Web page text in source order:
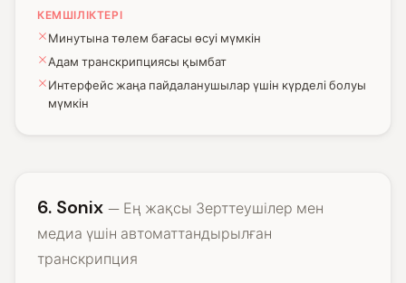
КЕМШІЛІКТЕРІ
Минутына төлем бағасы өсуі мүмкін
Адам транскрипциясы қымбат
Интерфейс жаңа пайдаланушылар үшін күрделі болуы
мүмкін
6. Sonix — Ең жақсы Зерттеушілер мен
медиа үшін автоматтандырылған
транскрипция